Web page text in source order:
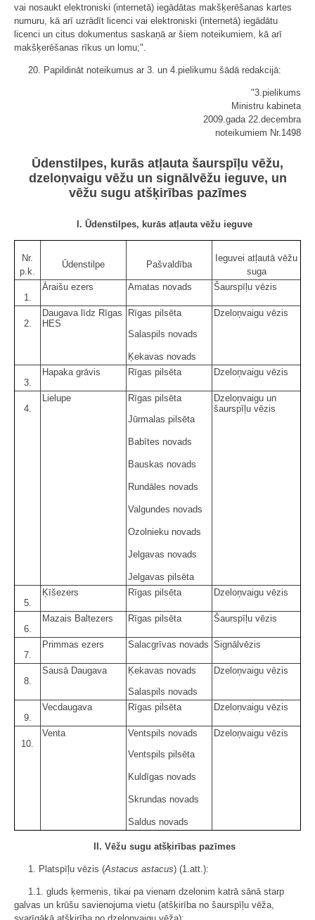
vai nosaukt elektroniski (internetā) iegādātas makšķerēšanas kartes
numuru, kā arī uzrādīt licenci vai elektroniski (internetā) iegādātu
licenci un citus dokumentus saskaņā ar šiem noteikumiem, kā arī
makšķerēšanas rīkus un lomu;".
20. Papildināt noteikumus ar 3. un 4.pielikumu šādā redakcijā:
"3.pielikums
Ministru kabineta
2009.gada 22.decembra
noteikumiem Nr.1498
Ūdenstilpes, kurās atļauta šaurspīļu vēžu,
dzeloņvaigu vēžu un signālvēžu ieguve, un
vēžu sugu atšķirības pazīmes
I. Ūdenstilpes, kurās atļauta vēžu ieguve
Nr.
p.k.
Ūdenstilpe Pašvaldība
Ieguvei atļautā vēžu
suga
1.
Āraišu ezers Amatas novads Šaurspīļu vēzis
2.
Daugava līdz Rīgas
HES
Rīgas pilsēta
Salaspils novads
Ķekavas novads
Dzeloņvaigu vēzis
3.
Hapaka grāvis Rīgas pilsēta Dzeloņvaigu vēzis
4.
Lielupe
Rīgas pilsēta
Jūrmalas pilsēta
Babītes novads
Bauskas novads
Rundāles novads
Valgundes novads
Ozolnieku novads
Jelgavas novads
Jelgavas pilsēta
Dzeloņvaigu un
šaurspīļu vēzis
5.
Ķīšezers Rīgas pilsēta Dzeloņvaigu vēzis
6.
Mazais Baltezers Rīgas pilsēta Šaurspīļu vēzis
7.
Primmas ezers Salacgrīvas novads Signālvēzis
8.
Sausā Daugava
Ķekavas novads
Salaspils novads
Dzeloņvaigu vēzis
9.
Vecdaugava Rīgas pilsēta Dzeloņvaigu vēzis
10.
Venta
Ventspils novads
Ventspils pilsēta
Kuldīgas novads
Skrundas novads
Saldus novads
Dzeloņvaigu vēzis
II. Vēžu sugu atšķirības pazīmes
1. Platspīļu vēzis (Astacus astacus) (1.att.):
1.1. gluds ķermenis, tikai pa vienam dzelonim katrā sānā starp
galvas un krūšu savienojuma vietu (atšķirība no šaurspīļu vēža,